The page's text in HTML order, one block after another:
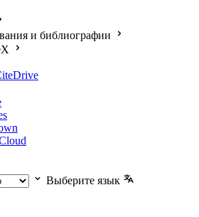
и библиографии
Выберите язык